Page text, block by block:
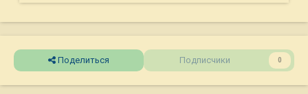
Поделиться Подписчики 0